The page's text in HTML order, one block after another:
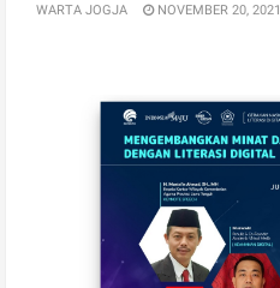
WARTA JOGJA NOVEMBER 20, 2021